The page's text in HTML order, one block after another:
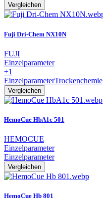
Vergleichen
Fuji Dri-Chem NX10N
FUJI
Einzelparameter
+1
EinzelparameterTrockenchemie
Vergleichen
HemoCue HbA1c 501
HEMOCUE
Einzelparameter
Einzelparameter
Vergleichen
HemoCue Hb 801